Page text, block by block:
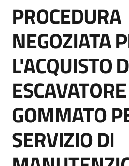
strumenti
di
Supporto
Piattaforme
telematiche
Salta al contenuto
PROCEDURA
NEGOZIATA
L'ACQUISTO
ESCAVATORE
GOMMATO
SERVIZIO DI